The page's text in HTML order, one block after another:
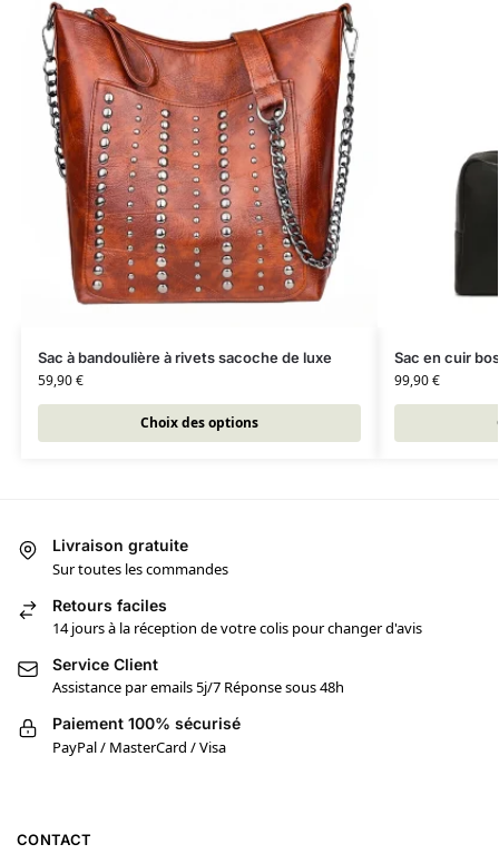
Sac à bandoulière à rivets sacoche de luxe
59,90€
Choix des options
Sac en cuir
99,90€
Livraison gratuite
Sur toutes les commandes
Retours faciles
14 jours à la réception de votre colis pour changer d'avis
Service Client
Assistance par emails 5j/7 Réponse sous 48h
Paiement 100% sécurisé
PayPal / MasterCard / Visa
CONTACT